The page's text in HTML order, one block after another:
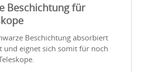
Beschichtung für
Beschichtung absorbiert
und eignet sich somit für noch